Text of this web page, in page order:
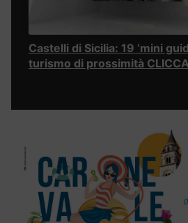
Castelli di Sicilia: 19 ‘mini
turismo di prossimità CLICCA